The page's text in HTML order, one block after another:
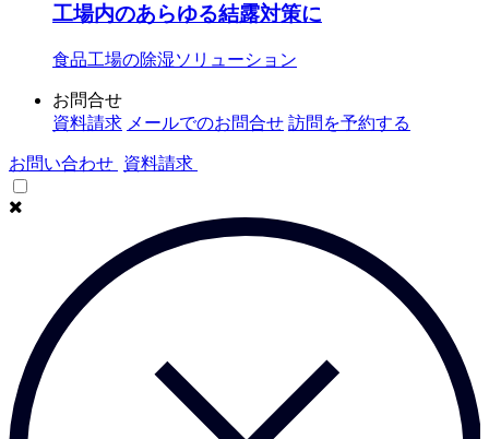
工場内のあらゆる結露対策に
食品工場の除湿ソリューション
お問合せ
資料請求 メールでのお問合せ 訪問を予約する
お問い合わせ 資料請求